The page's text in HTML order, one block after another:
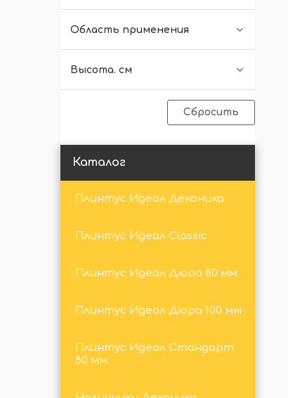
Область применения
Высота. см
Сбросить
Каталог
Плинтус Идеал Деконика
Плинтус Идеал Classic
Плинтус Идеал Дюра 80 мм
Плинтус Идеал Дюра 100 мм
Плинтус Идеал Стандарт
80 мм